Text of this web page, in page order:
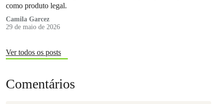
como produto legal.
Camila Garcez
29 de maio de 2026
Ver todos os posts
Comentários